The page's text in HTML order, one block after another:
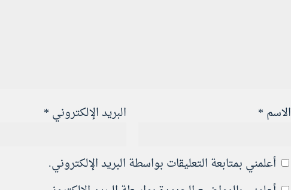
الاسم * البريد الإلكتروني *
أعلمني بمتابعة التعليقات بواسطة البريد الإلكتروني.